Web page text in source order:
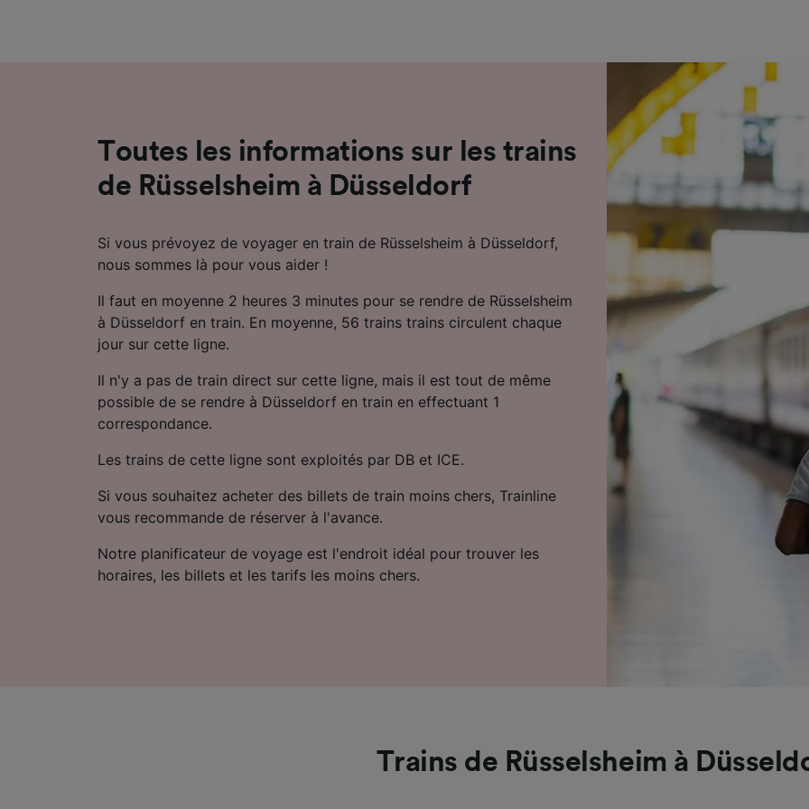
Toutes les informations sur les trains
de Rüsselsheim à Düsseldorf
Si vous prévoyez de voyager en train de Rüsselsheim à Düsseldorf,
nous sommes là pour vous aider !
Il faut en moyenne 2 heures 3 minutes pour se rendre de Rüsselsheim
à Düsseldorf en train. En moyenne, 56 trains trains circulent chaque
jour sur cette ligne.
Il n'y a pas de train direct sur cette ligne, mais il est tout de même
possible de se rendre à Düsseldorf en train en effectuant 1
correspondance.
Les trains de cette ligne sont exploités par DB et ICE.
Si vous souhaitez acheter des billets de train moins chers, Trainline
vous recommande de réserver à l'avance.
Notre planificateur de voyage est l'endroit idéal pour trouver les
horaires, les billets et les tarifs les moins chers.
Trains de Rüsselsheim à